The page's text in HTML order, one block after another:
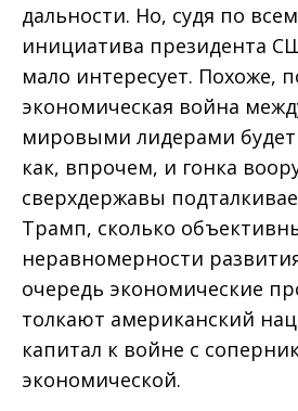
дальности. Но, судя по
инициатива президента
мало интересует. Похоже,
экономическая война
мировыми лидерами будет
как, впрочем, и гонка
сверхдержавы
Трамп, сколько
неравномерности
очередь экономические
толкают американский
капитал к войне с
экономической.